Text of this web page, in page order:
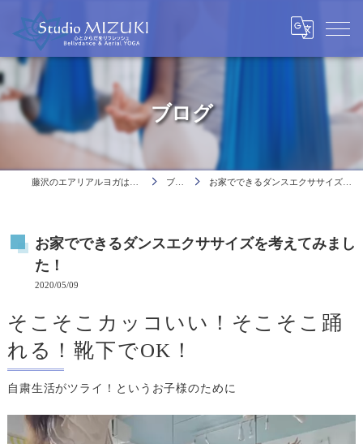
ブログ
ブログ お家でできるダンスエクササイズを考えてみました！
お家でできるダンスエクササイズを考えてみまし
た！
2020/05/09
自粛生活がツライ！というお子様のために
そこそこカッコいい！そこそこ踊
れる！靴下でOK！